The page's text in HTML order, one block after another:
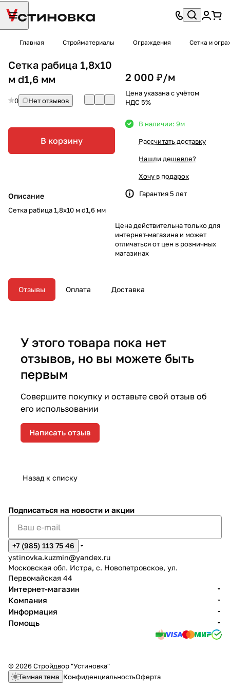
Главная Стройматериалы Ограждения Сетка и
Сетка рабица 1,8х10
м d1,6 мм
0 Нет отзывов
В корзину
Описание
Сетка рабица 1,8х10 м d1,6 мм
2 000 ₽/м
Цена указана с учётом
НДС 5%
В наличии: 9м
Рассчитать доставку
Нашли дешевле?
Хочу в подарок
Гарантия 5 лет
Цена действительна только для
интернет-магазина и может
отличаться от цен в розничных
магазинах
Отзывы Оплата Доставка
У этого товара пока нет
отзывов, но вы можете быть
первым
Совершите покупку и оставьте свой отзыв об
его использовании
Написать отзыв
Назад к списку
Подписаться на новости и акции
+7 (985) 113 75 46
ystinovka.kuzmin@yandex.ru
Московская обл. Истра, с. Новопетровское, ул.
Первомайская 44
Интернет-магазин
Компания
Информация
Помощь
© 2026 Стройдвор "Устиновка"
Темная тема КонфиденциальностьОферта